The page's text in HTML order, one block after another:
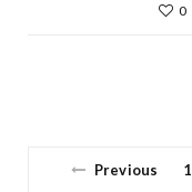
0
Previous 1